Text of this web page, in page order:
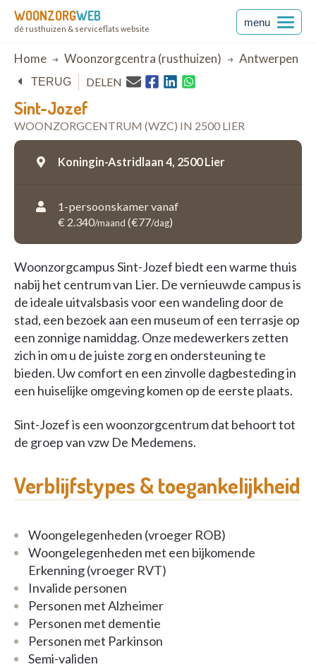
WOONZORGWEB
dé rusthuizen & serviceflats website
menu
Breadcrumb
Home Woonzorgcentra (rusthuizen) Antwerpen
Sint-Jozef
WOONZORGCENTRUM (WZC) IN 2500 LIER
TERUG DELEN
Koningin-Astridlaan 4, 2500 Lier
1-persoonskamer vanaf
€ 2.340/maand (€77/dag)
Woonzorgcampus Sint-Jozef biedt een warme thuis
nabij het centrum van Lier. De vernieuwde campus is
de ideale uitvalsbasis voor een wandeling door de
stad, een bezoek aan een museum of een terrasje op
een zonnige namiddag. Onze medewerkers zetten
zich in om u de juiste zorg en ondersteuning te
bieden. Uw comfort en een zinvolle dagbesteding in
een huiselijke omgeving komen op de eerste plaats.
Sint-Jozef is een woonzorgcentrum dat behoort tot
de groep van vzw De Medemens.
Verblijfstypes & toegankelijkheid
Woongelegenheden (vroeger ROB)
Woongelegenheden met een bijkomende
Erkenning (vroeger RVT)
Invalide personen
Personen met Alzheimer
Personen met dementie
Personen met Parkinson
Semi-validen